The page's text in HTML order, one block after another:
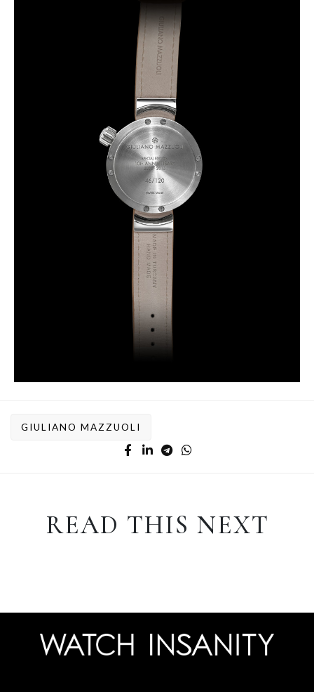
GIULIANO MAZZUOLI
READ THIS NEXT